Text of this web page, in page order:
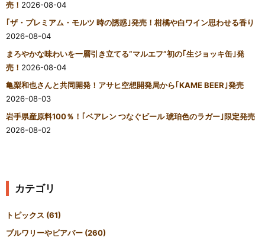
売！ 2026-08-04
｢ザ・プレミアム・モルツ 時の誘惑｣発売！柑橘や白ワイン思わせる香り
2026-08-04
まろやかな味わいを一層引き立てる“マルエフ”初の｢生ジョッキ缶｣発
売！ 2026-08-04
亀梨和也さんと共同開発！アサヒ空想開発局から｢KAME BEER｣発売
2026-08-03
岩手県産原料100％！｢ベアレン つなぐビール 琥珀色のラガー｣限定発売
2026-08-02
カテゴリ
トピックス (61)
ブルワリーやビアバー (260)